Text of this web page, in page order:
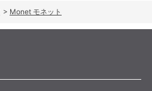
> Monet モネット